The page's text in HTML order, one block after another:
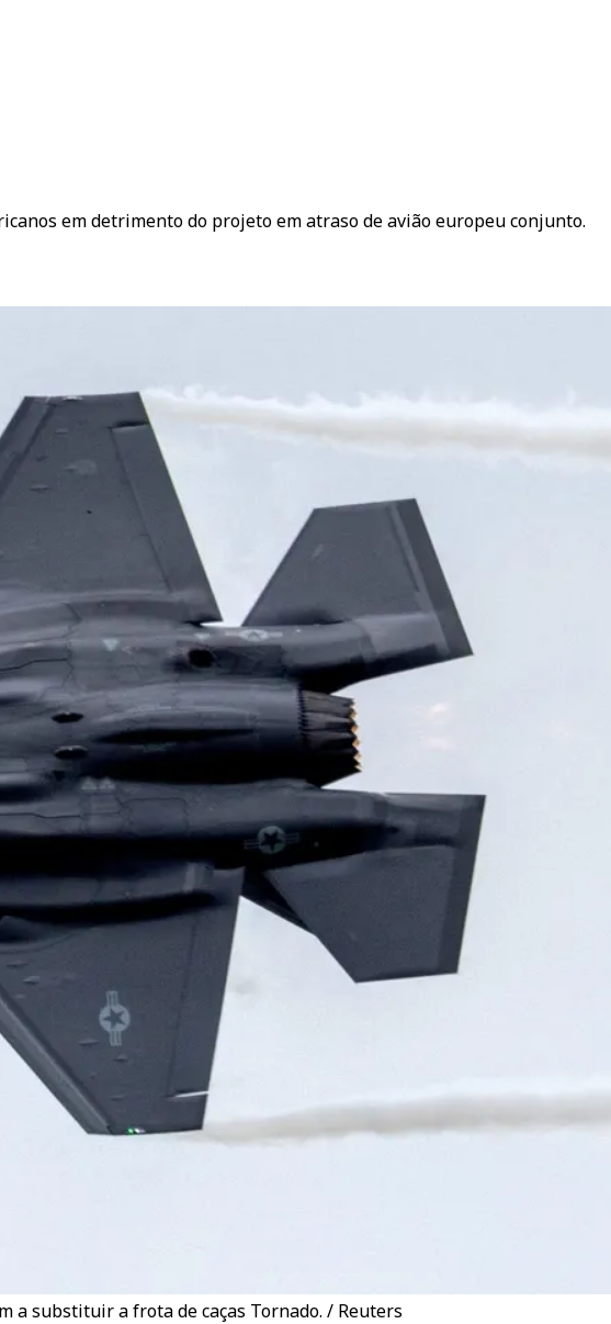
em detrimento do projeto em atraso de avião europeu conjunto.
a substituir a frota de caças Tornado. / Reuters